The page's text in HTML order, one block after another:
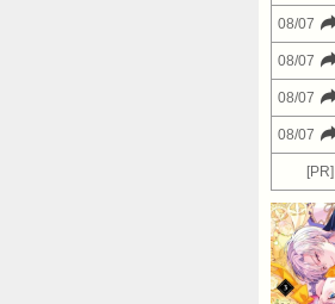
08/07
08/07
08/07
08/07
[PR]